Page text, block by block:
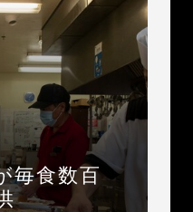
毎食数百